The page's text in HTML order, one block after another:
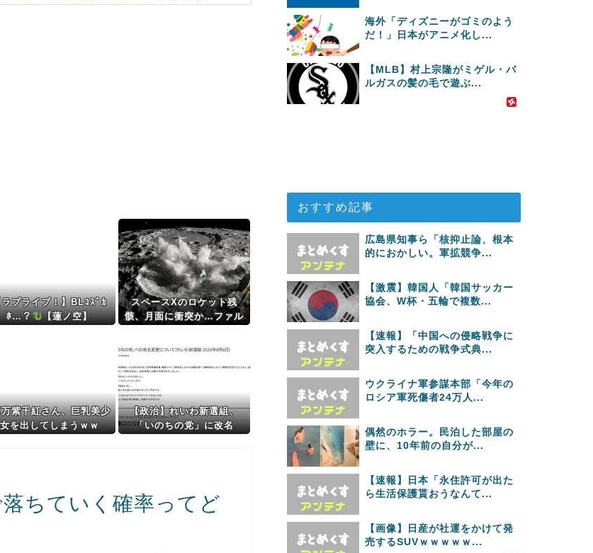
ラブライブ！】BLｺｽﾞｶ
ﾎ…？
【蓮ノ空】
スペースXのロケット残
骸、月面に衝突か…ファル
万紫千紅さん、巨乳美少
女を出してしまうｗｗ
【政治】れいわ新選組、
「いのちの党」に改名
ちていく確率ってど
海外「ディズニーがゴミのよう
だ！」日本がアニメ化し...
【MLB】村上宗隆がミゲル・バ
ルガスの髪の毛で遊ぶ...
おすすめ記事
広島県知事ら「核抑止論、根本
的におかしい。軍拡競争...
【激震】韓国人「韓国サッカー
協会、W杯・五輪で複数...
【速報】「中国への侵略戦争に
突入するための戦争式典...
ウクライナ軍参謀本部「今年の
ロシア軍死傷者24万人...
偶然のホラー。民泊した部屋の
壁に、10年前の自分が...
【速報】日本「永住許可が出た
ら生活保護貰おうなんて...
【画像】日産が社運をかけて発
売するSUVｗｗｗｗｗ...